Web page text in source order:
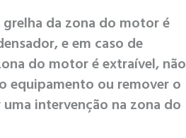
da zona do motor é
e em caso de
do motor é extraível, não
equipamento ou remover o
intervenção na zona do